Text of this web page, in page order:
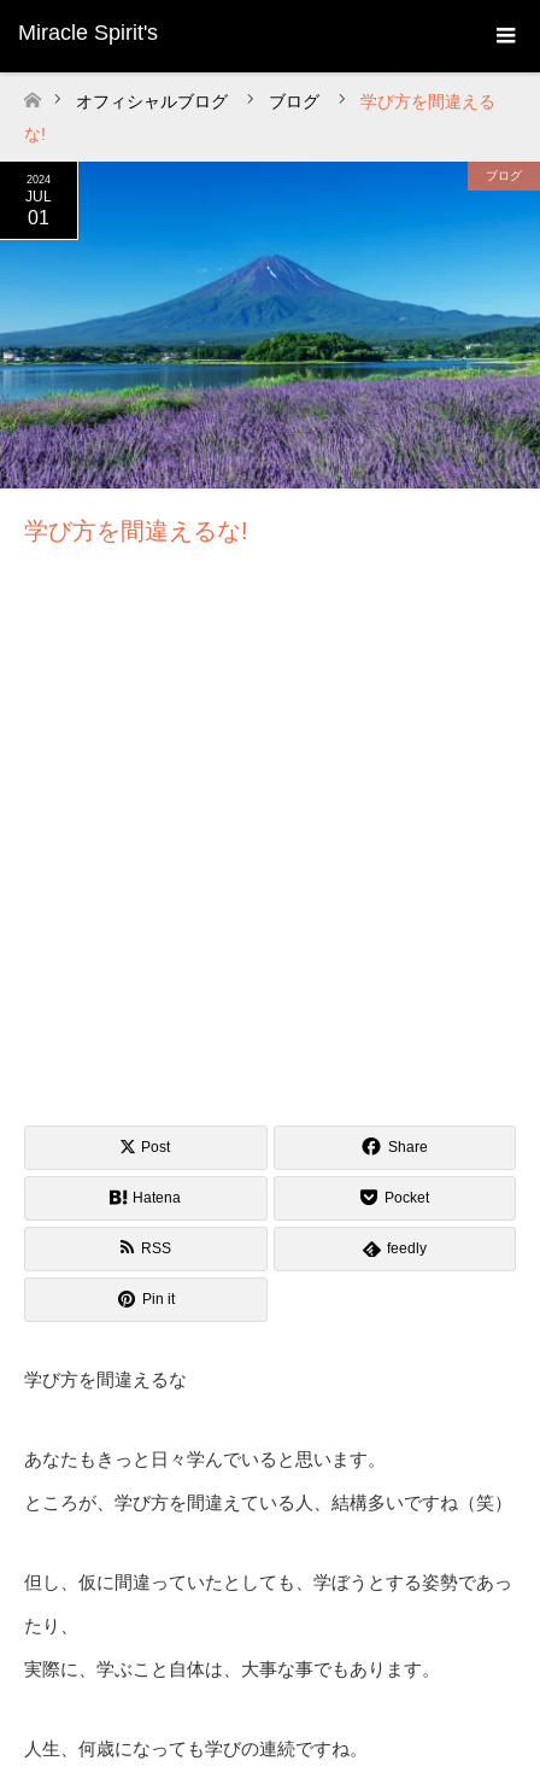
Miracle Spirit's
ホーム
オフィシャルブログ ブログ
学び方を間違える
な!
2024
JUL
01
ブログ
学び方を間違えるな!
Post Share
Hatena Pocket
RSS feedly
Pin it
学び方を間違えるな
あなたもきっと日々学んでいると思います。
ところが、学び方を間違えている人、結構多いですね（笑）
但し、仮に間違っていたとしても、学ぼうとする姿勢であっ
たり、
実際に、学ぶこと自体は、大事な事でもあります。
人生、何歳になっても学びの連続ですね。